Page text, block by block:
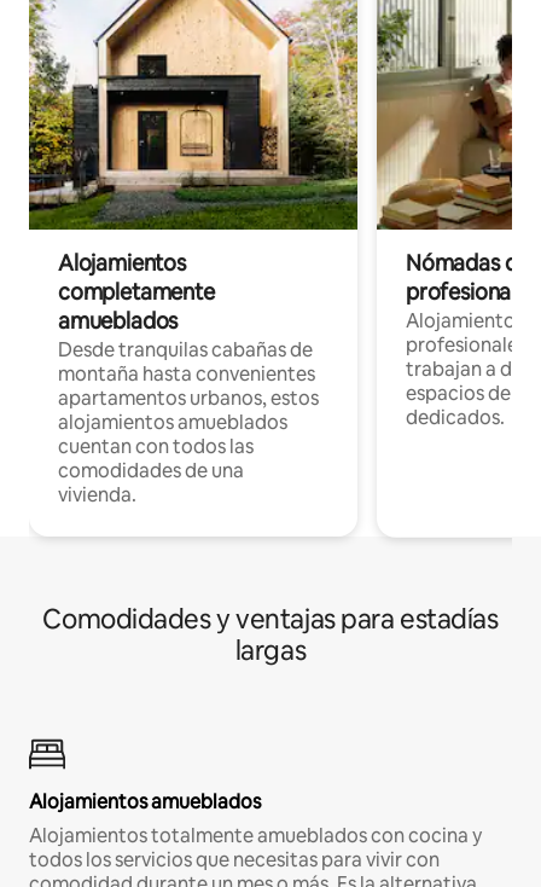
Alojamientos
completamente
amueblados
Desde tranquilas cabañas de
montaña hasta convenientes
apartamentos urbanos, estos
alojamientos amueblados
cuentan con todos las
comodidades de una
vivienda.
Nómadas
Alojamientos
profesionales
trabajan a
espacios de
dedicados.
Comodidades y ventajas para estadías
largas
Alojamientos amueblados
Alojamientos totalmente amueblados con cocina y
todos los servicios que necesitas para vivir con